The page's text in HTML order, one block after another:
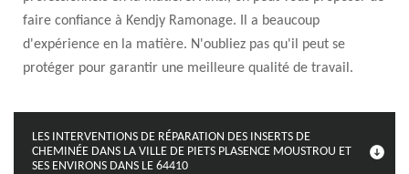
faire confiance à Kendjy Ramonage. Il a beaucoup
d'expérience en la matière. N'oubliez pas qu'il peut se
protéger pour garantir une meilleure qualité de travail.
LES INTERVENTIONS DE RÉPARATION DES INSERTS DE
CHEMINÉE DANS LA VILLE DE PIETS PLASENCE MOUSTROU ET
SES ENVIRONS DANS LE 64410